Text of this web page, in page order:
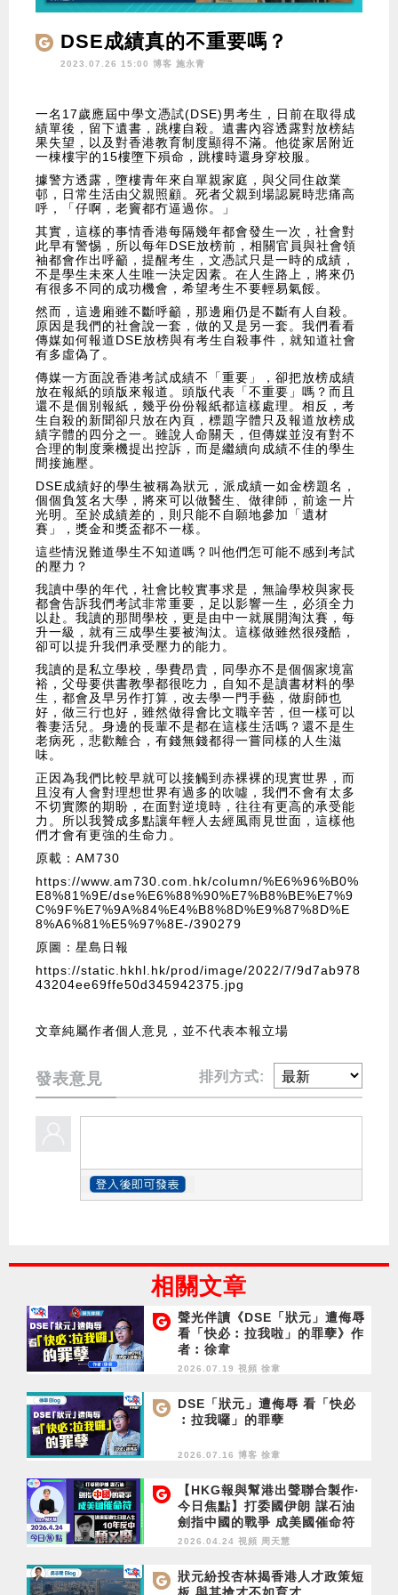
DSE成績真的不重要嗎？
2023.07.26 15:00 博客 施永青
一名17歲應屆中學文憑試(DSE)男考生，日前在取得成
績單後，留下遺書，跳樓自殺。遺書內容透露對放榜結
果失望，以及對香港教育制度顯得不滿。他從家居附近
一棟樓宇的15樓墮下殞命，跳樓時還身穿校服。
據警方透露，墮樓青年來自單親家庭，與父同住啟業
邨，日常生活由父親照顧。死者父親到場認屍時悲痛高
呼，「仔啊，老竇都冇逼過你。」
其實，這樣的事情香港每隔幾年都會發生一次，社會對
此早有警惕，所以每年DSE放榜前，相關官員與社會領
袖都會作出呼籲，提醒考生，文憑試只是一時的成績，
不是學生未來人生唯一決定因素。在人生路上，將來仍
有很多不同的成功機會，希望考生不要輕易氣餒。
然而，這邊廂雖不斷呼籲，那邊廂仍是不斷有人自殺。
原因是我們的社會說一套，做的又是另一套。我們看看
傳媒如何報道DSE放榜與有考生自殺事件，就知道社會
有多虛偽了。
傳媒一方面說香港考試成績不「重要」，卻把放榜成績
放在報紙的頭版來報道。頭版代表「不重要」嗎？而且
還不是個別報紙，幾乎份份報紙都這樣處理。相反，考
生自殺的新聞卻只放在內頁，標題字體只及報道放榜成
績字體的四分之一。雖說人命關天，但傳媒並沒有對不
合理的制度乘機提出控訴，而是繼續向成績不佳的學生
間接施壓。
DSE成績好的學生被稱為狀元，派成績一如金榜題名，
個個負笈名大學，將來可以做醫生、做律師，前途一片
光明。至於成績差的，則只能不自願地參加「遺材
賽」，獎金和獎盃都不一樣。
這些情況難道學生不知道嗎？叫他們怎可能不感到考試
的壓力？
我讀中學的年代，社會比較實事求是，無論學校與家長
都會告訴我們考試非常重要，足以影響一生，必須全力
以赴。我讀的那間學校，更是由中一就展開淘汰賽，每
升一級，就有三成學生要被淘汰。這樣做雖然很殘酷，
卻可以提升我們承受壓力的能力。
我讀的是私立學校，學費昂貴，同學亦不是個個家境富
裕，父母要供書教學都很吃力，自知不是讀書材料的學
生，都會及早另作打算，改去學一門手藝，做廚師也
好，做三行也好，雖然做得會比文職辛苦，但一樣可以
養妻活兒。身邊的長輩不是都在這樣生活嗎？還不是生
老病死，悲歡離合，有錢無錢都得一嘗同樣的人生滋
味。
正因為我們比較早就可以接觸到赤裸裸的現實世界，而
且沒有人會對理想世界有過多的吹噓，我們不會有太多
不切實際的期盼，在面對逆境時，往往有更高的承受能
力。所以我贊成多點讓年輕人去經風雨見世面，這樣他
們才會有更強的生命力。
原載：AM730
https://www.am730.com.hk/column/%E6%96%B0%
E8%81%9E/dse%E6%88%90%E7%B8%BE%E7%9
C%9F%E7%9A%84%E4%B8%8D%E9%87%8D%E
8%A6%81%E5%97%8E-/390279
原圖：星島日報
https://static.hkhl.hk/prod/image/2022/7/9d7ab978
43204ee69ffe50d345942375.jpg
文章純屬作者個人意見，並不代表本報立場
發表意見 排列方式:
相關文章
聲光伴讀《DSE「狀元」遭侮辱
看「快必︰拉我啦」的罪孽》作
者︰徐韋
2026.07.19 視頻 徐韋
DSE「狀元」遭侮辱 看「快必
︰拉我囉」的罪孽
2026.07.16 博客 徐韋
【HKG報與幫港出聲聯合製作‧
今日焦點】打委國伊朗 謀石油
劍指中國的戰爭 成美國催命符
通緝犯過生日思人生 10年反中
2026.04.24 視頻 周天慧
狀元紛投杏林揭香港人才政策短